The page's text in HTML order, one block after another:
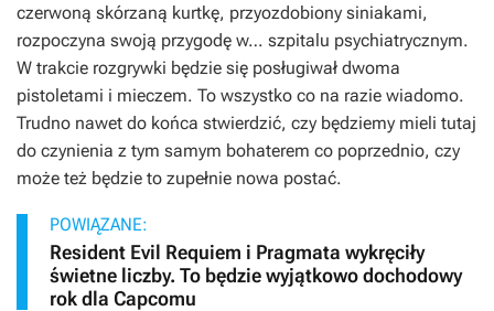
czerwoną skórzaną kurtkę, przyozdobiony siniakami,
rozpoczyna swoją przygodę w… szpitalu psychiatrycznym.
W trakcie rozgrywki będzie się posługiwał dwoma
pistoletami i mieczem. To wszystko co na razie wiadomo.
Trudno nawet do końca stwierdzić, czy będziemy mieli tutaj
do czynienia z tym samym bohaterem co poprzednio, czy
może też będzie to zupełnie nowa postać.
POWIĄZANE:
Resident Evil Requiem i Pragmata wykręciły
świetne liczby. To będzie wyjątkowo dochodowy
rok dla Capcomu